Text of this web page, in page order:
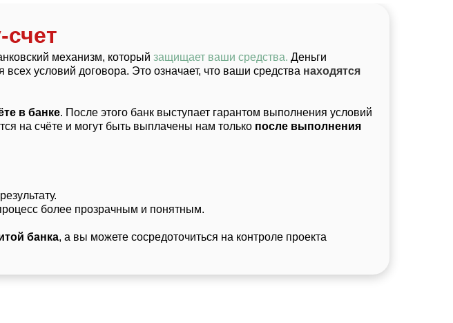
счет
механизм, который защищает ваши средства. Деньги
условий договора. Это означает, что ваши средства находятся
в банке. После этого банк выступает гарантом выполнения условий
на счёте и могут быть выплачены нам только после выполнения
более прозрачным и понятным.
банка, а вы можете сосредоточиться на контроле проекта